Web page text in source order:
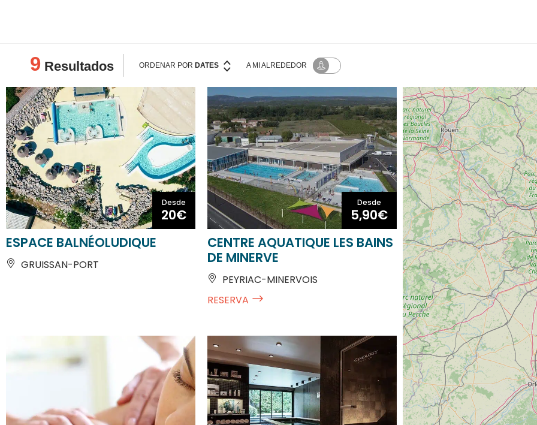
9 Resultados ORDENAR POR DATES A MI ALREDEDOR
Desde
20€
ESPACE BALNÉOLUDIQUE
GRUISSAN-PORT
Desde
5,90€
CENTRE AQUATIQUE LES BAINS
DE MINERVE
PEYRIAC-MINERVOIS
RESERVA